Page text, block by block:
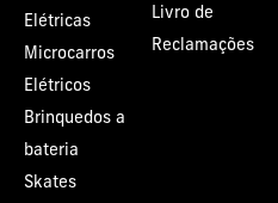
Elétricas
Microcarros
Elétricos
Brinquedos a
bateria
Skates
Livro de
Reclamações